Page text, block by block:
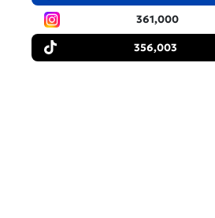
361,000
356,003